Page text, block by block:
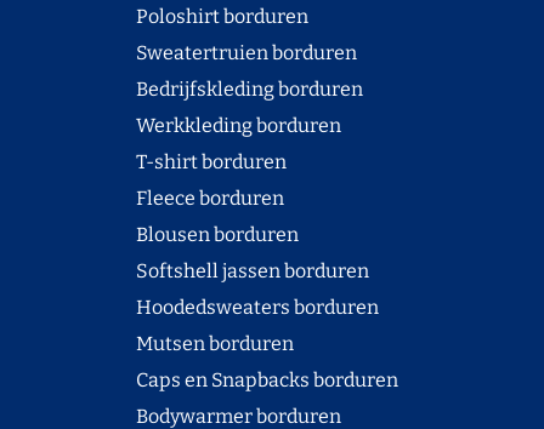
Poloshirt borduren
Sweatertruien borduren
Bedrijfskleding borduren
Werkkleding borduren
T-shirt borduren
Fleece borduren
Blousen borduren
Softshell jassen borduren
Hoodedsweaters borduren
Mutsen borduren
Caps en Snapbacks borduren
Bodywarmer borduren